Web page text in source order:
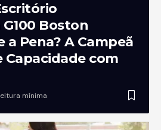
Boston
a Pena? A Campeã
com
mínima